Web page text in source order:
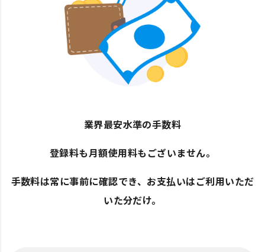
業界最安水準の手数料
登録料も月額使用料もございません。
手数料は常に事前に確認でき、お支払いはご利用いただ
いた分だけ。